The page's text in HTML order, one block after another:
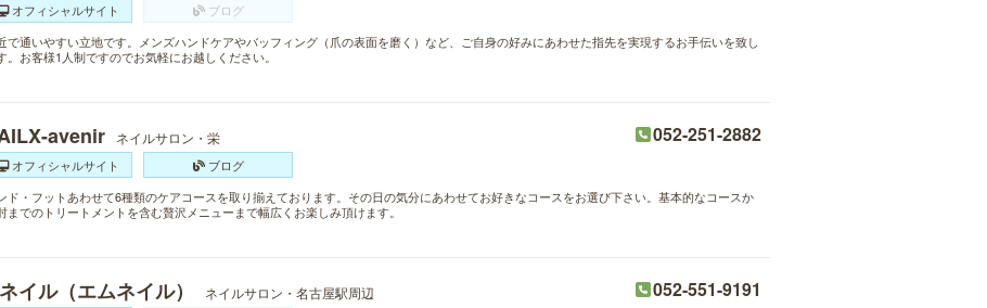
オフィシャルサイト
ブログ
で通いやすい立地です。メンズハンドケアやバッフィング（爪の表面を磨く）など、ご自身の好みにあわせた指先を実現するお手伝いを致し
。お客様1人制ですのでお気軽にお越しください。
avenir ネイルサロン・栄 052-251-2882
オフィシャルサイト
ブログ
ド・フットあわせて6種類のケアコースを取り揃えております。その日の気分にあわせてお好きなコースをお選び下さい。基本的なコースか
までのトリートメントを含む贅沢メニューまで幅広くお楽しみ頂けます。
イル（エムネイル） ネイルサロン・名古屋駅周辺 052-551-9191